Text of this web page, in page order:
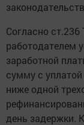
Согласно
работодателем
заработной
сумму с
ниже одной
день задержки.